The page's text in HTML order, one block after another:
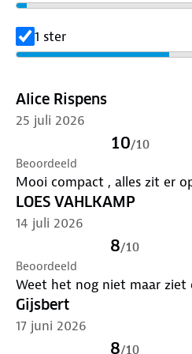
Ontvangst van AM (520-1710
en WB (162.400-162.550
updates.
Uitschuifbare antenne voor
signaalontvangst.
LED Zaklamp met SOS-
Voorzien van een 1W LED-
licht.
Extra LED-leeslamp voor
SOS-modus met fel
voor noodsituaties.
Multifunctioneel Design:
Compact en lichtgewicht
Robuuste ABS-behuizing,
Handzaam formaat:
rugzak, auto of noodpakket
1 ster
Alice Rispens
25 juli 2026
10/10
Beoordeeld
Mooi compact , alles zit er
LOES VAHLKAMP
14 juli 2026
8/10
Beoordeeld
Weet het nog niet maar ziet
Gijsbert
17 juni 2026
8/10